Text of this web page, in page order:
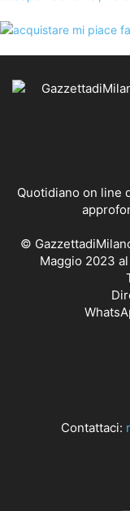
Quotidiano on line
©
Maggio 2023
Contattaci: